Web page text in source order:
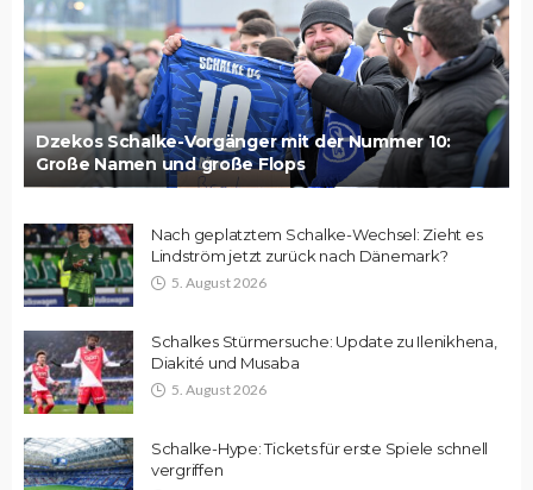
Dzekos Schalke-Vorgänger mit der Nummer 10:
Große Namen und große Flops
Nach geplatztem Schalke-Wechsel: Zieht es
Lindström jetzt zurück nach Dänemark?
5. August 2026
Schalkes Stürmersuche: Update zu Ilenikhena,
Diakité und Musaba
5. August 2026
Schalke-Hype: Tickets für erste Spiele schnell
vergriffen